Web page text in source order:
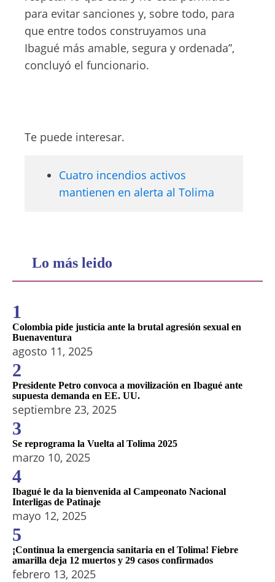
para evitar sanciones y, sobre todo, para
que entre todos construyamos una
Ibagué más amable, segura y ordenada”,
concluyó el funcionario.
Te puede interesar.
Cuatro incendios activos
mantienen en alerta al Tolima
Lo más leido
1
Colombia pide justicia ante la brutal agresión sexual en
Buenaventura
agosto 11, 2025
2
Presidente Petro convoca a movilización en Ibagué ante
supuesta demanda en EE. UU.
septiembre 23, 2025
3
Se reprograma la Vuelta al Tolima 2025
marzo 10, 2025
4
Ibagué le da la bienvenida al Campeonato Nacional
Interligas de Patinaje
mayo 12, 2025
5
¡Continua la emergencia sanitaria en el Tolima! Fiebre
amarilla deja 12 muertos y 29 casos confirmados
febrero 13, 2025